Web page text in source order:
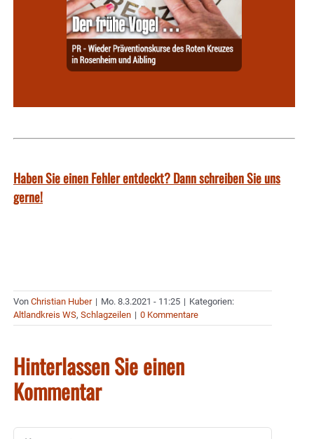
Haben Sie einen Fehler entdeckt? Dann schreiben Sie uns
gerne!
Von Christian Huber | Mo. 8.3.2021 - 11:25 | Kategorien:
Altlandkreis WS, Schlagzeilen | 0 Kommentare
Hinterlassen Sie einen
Kommentar